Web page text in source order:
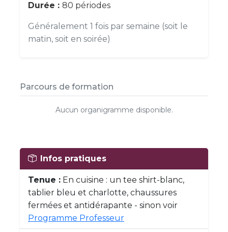
Durée : 80 périodes
Généralement 1 fois par semaine (soit le
matin, soit en soirée)
Parcours de formation
Aucun organigramme disponible.
Infos pratiques
Tenue : En cuisine : un tee shirt-blanc,
tablier bleu et charlotte, chaussures
fermées et antidérapante - sinon voir
Programme Professeur